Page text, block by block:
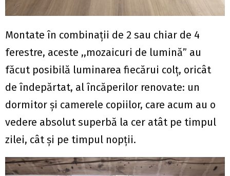
Montate în combinații de 2 sau chiar de 4
ferestre, aceste ,,mozaicuri de lumină” au
făcut posibilă luminarea fiecărui colț, oricât
de îndepărtat, al încăperilor renovate: un
dormitor și camerele copiilor, care acum au o
vedere absolut superbă la cer atât pe timpul
zilei, cât și pe timpul nopții.